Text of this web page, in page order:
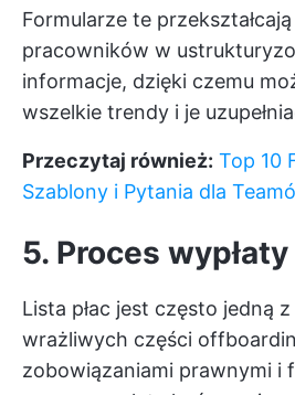
Formularze te
pracowników w
informacje, dzięki czemu
wszelkie trendy i je
Przeczytaj również: Top 10
Szablony i Pytania dla
5. Proces
Lista płac jest często jedną
wrażliwych części
zobowiązaniami prawnymi i